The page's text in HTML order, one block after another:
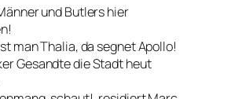
und Butlers hier
man Thalia, da segnet Apollo!
Gesandte die Stadt heut